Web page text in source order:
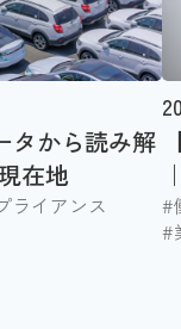
タから読み解
在地
ライアンス #
#